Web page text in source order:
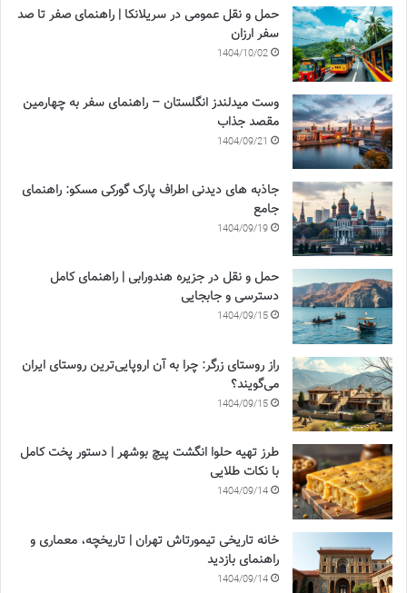
حمل و نقل عمومی در سریلانکا | راهنمای صفر تا صد
سفر ارزان
1404/10/02
وست میدلندز انگلستان – راهنمای سفر به چهارمین
مقصد جذاب
1404/09/21
جاذبه های دیدنی اطراف پارک گورکی مسکو: راهنمای
جامع
1404/09/19
حمل و نقل در جزیره هندورابی | راهنمای کامل
دسترسی و جابجایی
1404/09/15
راز روستای زرگر: چرا به آن اروپایی‌ترین روستای ایران
می‌گویند؟
1404/09/15
طرز تهیه حلوا انگشت پیچ بوشهر | دستور پخت کامل
با نکات طلایی
1404/09/14
خانه تاریخی تیمورتاش تهران | تاریخچه، معماری و
راهنمای بازدید
1404/09/14